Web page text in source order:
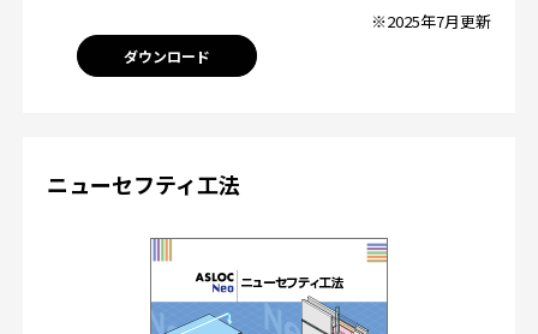
※2025年7月更新
ダウンロード
ニューセフティ工法